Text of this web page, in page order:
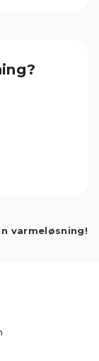
varmeløsning!